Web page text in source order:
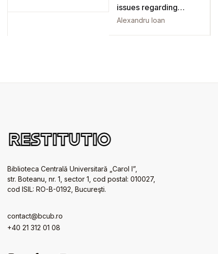
issues regarding
central and local
Alexandru Ioan
Biblioteca Centrală Universitară „Carol I”,
str. Boteanu, nr. 1, sector 1, cod postal: 010027,
cod ISIL: RO-B-0192, Bucureşti.
contact@bcub.ro
+40 21 312 01 08